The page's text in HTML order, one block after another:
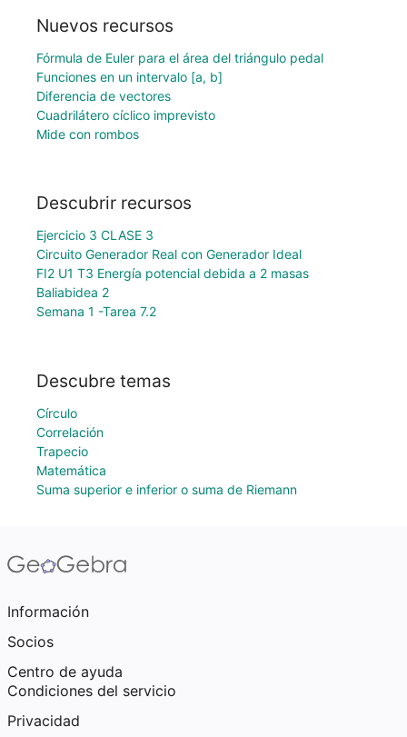
Nuevos recursos
Fórmula de Euler para el área del triángulo pedal
Funciones en un intervalo [a, b]
Diferencia de vectores
Cuadrilátero cíclico imprevisto
Mide con rombos
Descubrir recursos
Ejercicio 3 CLASE 3
Circuito Generador Real con Generador Ideal
FI2 U1 T3 Energía potencial debida a 2 masas
Baliabidea 2
Semana 1 -Tarea 7.2
Descubre temas
Círculo
Correlación
Trapecio
Matemática
Suma superior e inferior o suma de Riemann
Información
Socios
Centro de ayuda
Condiciones del servicio
Privacidad